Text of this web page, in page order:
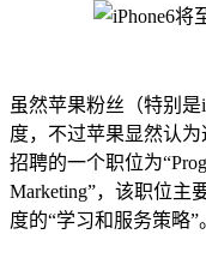
虽然苹果粉丝（特别
度，不过苹果显然认
招聘的一个职位为
Marketing”，该职位主
度的“学习和服务策略”